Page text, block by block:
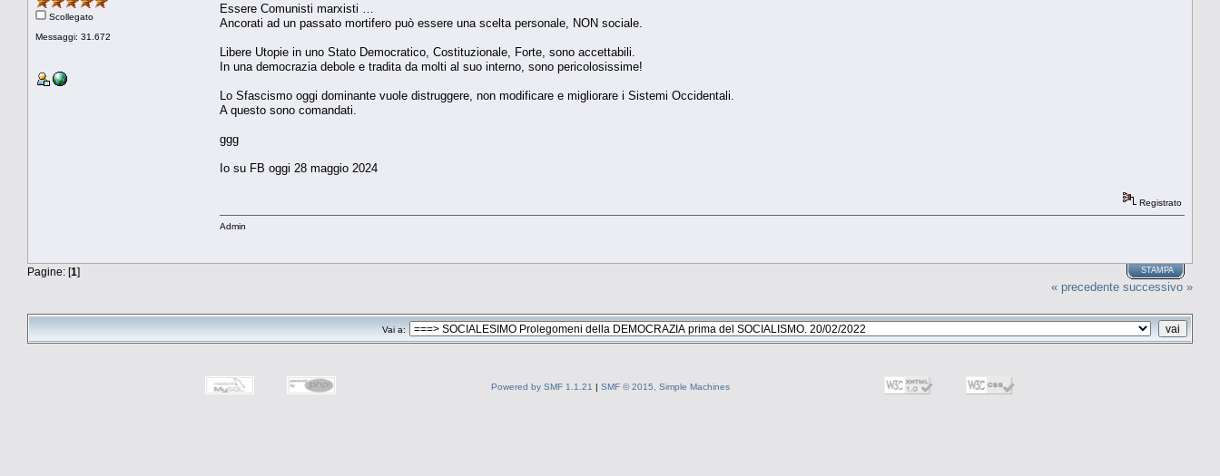
Scollegato
Messaggi: 31.672
Essere Comunisti marxisti …
Ancorati ad un passato mortifero può essere una scelta personale, NON sociale.
Libere Utopie in uno Stato Democratico, Costituzionale, Forte, sono accettabili.
In una democrazia debole e tradita da molti al suo interno, sono pericolosissime!
Lo Sfascismo oggi dominante vuole distruggere, non modificare e migliorare i Sistemi Occidentali.
A questo sono comandati.
ggg
Io su FB oggi 28 maggio 2024
Registrato
Admin
Pagine: [1] STAMPA
« precedente successivo »
Vai a:
Powered by SMF 1.1.21 | SMF © 2015, Simple Machines